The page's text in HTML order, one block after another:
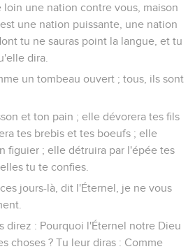
une nation contre vous, maison
une nation puissante, une nation
tu ne sauras point la langue, et tu
dira.
un tombeau ouvert ; tous, ils sont
et ton pain ; elle dévorera tes fils
tes brebis et tes boeufs ; elle
figuier ; elle détruira par l'épée tes
tu te confies.
jours-là, dit l'Éternel, je ne vous
direz : Pourquoi l'Éternel notre Dieu
choses ? Tu leur diras : Comme